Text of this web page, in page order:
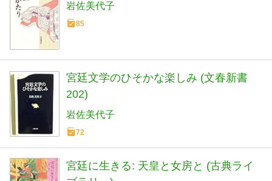
岩佐美代子
85
宮廷文学のひそかな楽しみ (文春新書
202)
岩佐美代子
72
宮廷に生きる: 天皇と女房と (古典ライ